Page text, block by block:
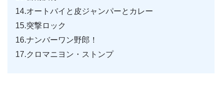
14.オートバイと皮ジャンパーとカレー
15.突撃ロック
16.ナンバーワン野郎！
17.クロマニヨン・ストンプ